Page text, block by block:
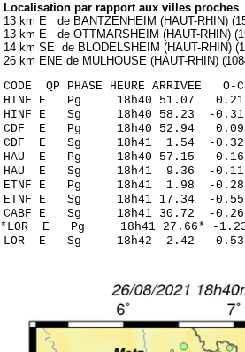
Localisation par rapport aux villes proches
13 km E de BANTZENHEIM (HAUT-RHIN)
13 km E de OTTMARSHEIM (HAUT-RHIN)
14 km SE de BLODELSHEIM (HAUT-RHIN)
26 km ENE de MULHOUSE (HAUT-RHIN)
CODE QP PHASE HEURE
HINF E Pg 18h40
HINF E Sg 18h40 58.23 -
CDF E Pg 18h40
CDF E Sg 18h41 1.54 -
HAU E Pg 18h40
HAU E Sg 18h41 9.36 -
ETNF E Pg 18h41
ETNF E Sg 18h41 17.34
CABF E Sg 18h41 30.72
*LOR E Pg 18h41
LOR E Sg 18h42 2.42 -